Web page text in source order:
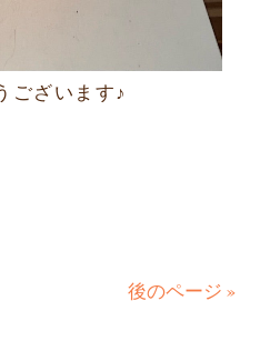
ございます♪
後のページ »